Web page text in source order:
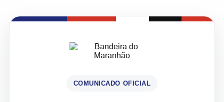
COMUNICADO OFICIAL